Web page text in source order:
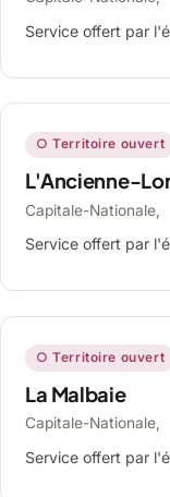
Service offert par
○ Territoire ouvert
L'Ancienne-
Capitale-Nationale,
Service offert par
○ Territoire ouvert
La Malbaie
Capitale-Nationale,
Service offert par